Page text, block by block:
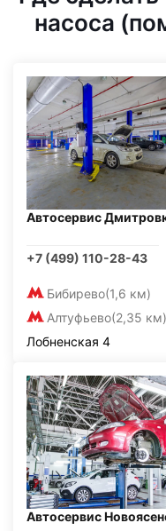
насоса
Автосервис
+7 (499) 110-28-43
Бибирево(1,6 км)
Алтуфьево(2,35 км)
Лобненская 4
Автосервис